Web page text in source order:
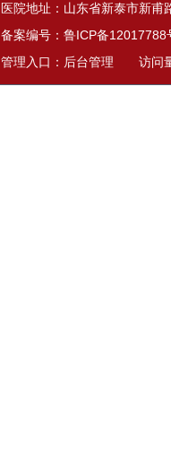
医院地址：山东省新泰市新甫
备案编号： 鲁ICP备12017788
管理入口： 后台管理 访问量